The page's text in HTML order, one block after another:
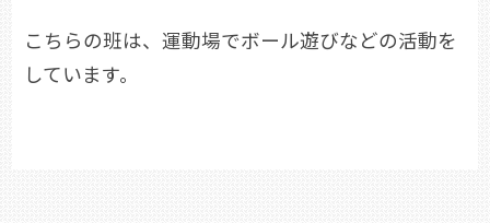
こちらの班は、運動場でボール遊びなどの活動を
しています。